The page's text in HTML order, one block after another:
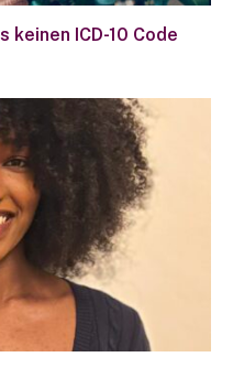
keinen ICD-10 Code